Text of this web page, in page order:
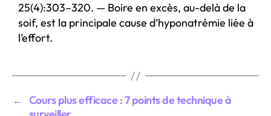
25(4):303–320. — Boire en excès, au-delà de la
soif, est la principale cause d’hyponatrémie liée à
l’effort.
← Cours plus efficace : 7 points de technique à